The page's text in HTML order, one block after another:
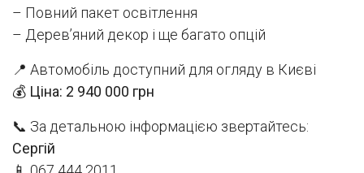
– Повний пакет освітлення
– Дерев’яний декор і ще багато опцій
📍 Автомобіль доступний для огляду в Києві
💰 Ціна: 2 940 000 грн
📞 За детальною інформацією звертайтесь:
Сергій